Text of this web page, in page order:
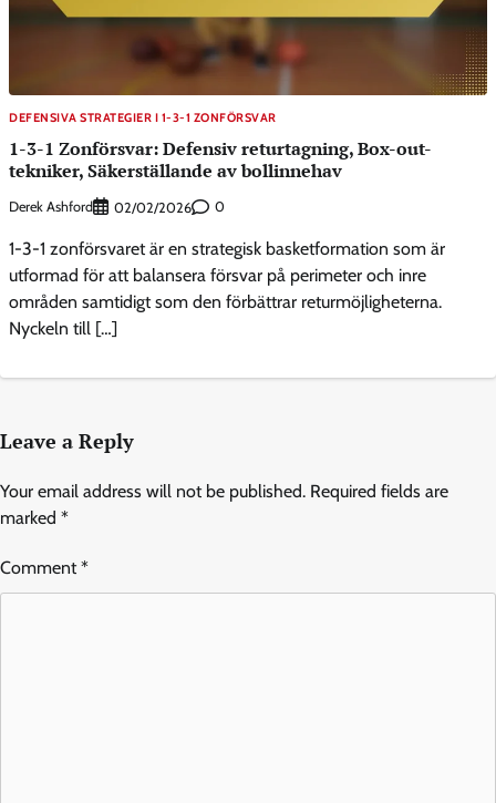
DEFENSIVA STRATEGIER I 1-3-1 ZONFÖRSVAR
1-3-1 Zonförsvar: Defensiv returtagning, Box-out-
tekniker, Säkerställande av bollinnehav
Derek Ashford 02/02/2026 0
1-3-1 zonförsvaret är en strategisk basketformation som är
utformad för att balansera försvar på perimeter och inre
områden samtidigt som den förbättrar returmöjligheterna.
Nyckeln till […]
Leave a Reply
Your email address will not be published. Required fields are
marked *
Comment*